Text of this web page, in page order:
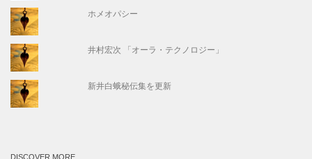
ホメオパシー
井村宏次 「オーラ・テクノロジー」
新井白蛾秘伝集を更新
DISCOVER MORE